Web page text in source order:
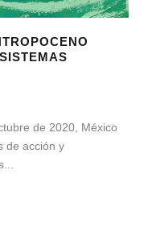
de 2020, México
de acción y